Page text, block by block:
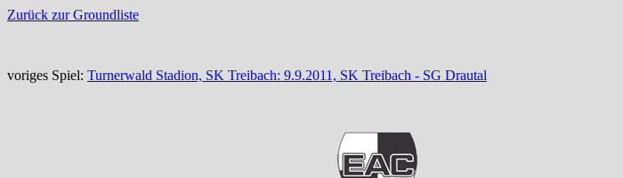
Zurück zur Groundliste
voriges Spiel: Turnerwald Stadion, SK Treibach: 9.9.2011, SK Treibach - SG Drautal